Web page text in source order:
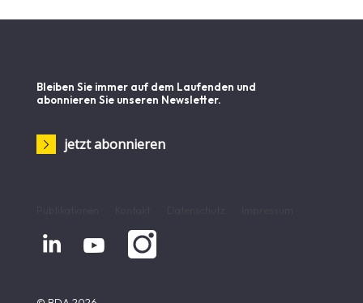
Bleiben Sie immer auf dem Laufenden und
abonnieren Sie unseren Newsletter.
jetzt abonnieren
 